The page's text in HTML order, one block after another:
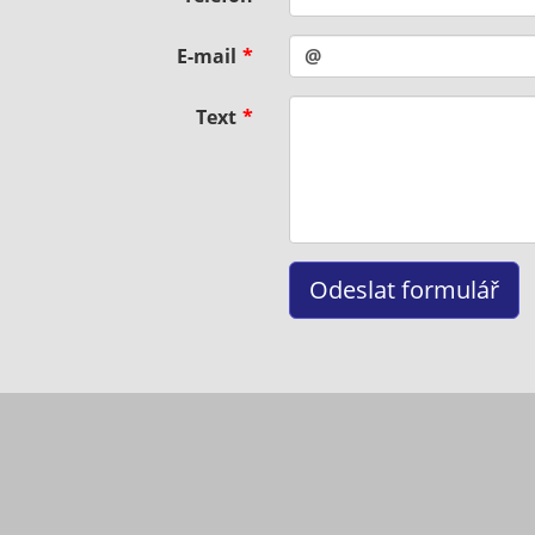
E-mail
Text